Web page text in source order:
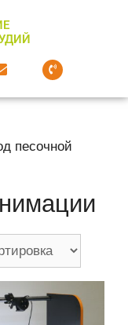
песочной